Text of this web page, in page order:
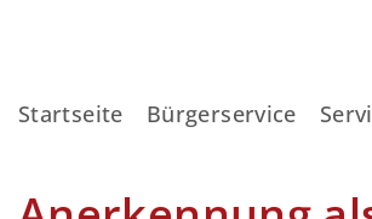
Startseite Bürgerservice